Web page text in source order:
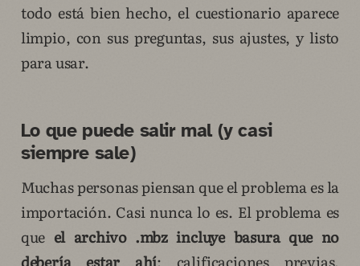
todo está bien hecho, el cuestionario aparece
limpio, con sus preguntas, sus ajustes, y listo
para usar.
Lo que puede salir mal (y casi
siempre sale)
Muchas personas piensan que el problema es la
importación. Casi nunca lo es. El problema es
que el archivo .mbz incluye basura que no
debería estar ahí: calificaciones previas,